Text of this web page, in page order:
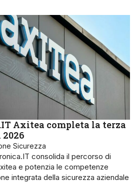
Axitea completa la terza
Sicurezza
consolida il percorso di
e potenzia le competenze
integrata della sicurezza aziendale